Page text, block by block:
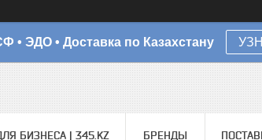
• ЭДО • Доставка по Казахстану
БИЗНЕСА | 345.KZ БРЕНДЫ